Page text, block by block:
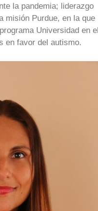
la pandemia; liderazgo
misión Purdue, en la que
Universidad en
en favor del autismo.